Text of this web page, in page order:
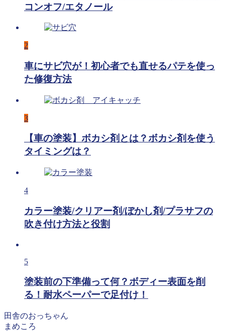
コンオフ/エタノール
2
車にサビ穴が！初心者でも直せるパテを使っ
た修復方法
3
【車の塗装】ボカシ剤とは？ボカシ剤を使う
タイミングは？
4
カラー塗装/クリアー剤/ぼかし剤/プラサフの
吹き付け方法と役割
5
塗装前の下準備って何？ボディー表面を削
る！耐水ペーパーで足付け！
田舎のおっちゃん
まめころ